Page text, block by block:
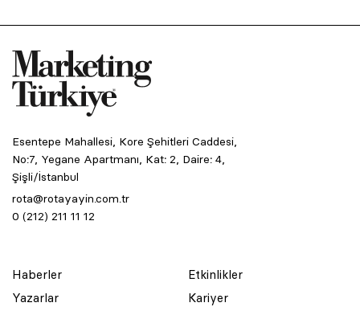
Esentepe Mahallesi, Kore Şehitleri Caddesi,
No:7, Yegane Apartmanı, Kat: 2, Daire: 4,
Şişli/İstanbul
rota@rotayayin.com.tr
0 (212) 211 11 12
Haberler
Yazarlar
Etkinlikler
Kariyer